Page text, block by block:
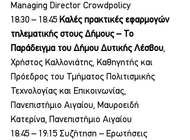
Managing Director Crowdpolicy
18:30 – 18:45 Καλές πρακτικές εφαρμογών
τηλεματικής στους Δήμους – Το
Παράδειγμα του Δήμου Δυτικής Λέσβου,
Χρήστος Καλλονιάτης, Καθηγητής και
Πρόεδρος του Τμήματος Πολιτισμικής
Τεχνολογίας και Επικοινωνίας,
Πανεπιστήμιο Αιγαίου, Μαυροειδή
Κατερίνα, Πανεπιστήμιο Αιγαίου
18:45 – 19:15 Συζήτηση – Ερωτήσεις